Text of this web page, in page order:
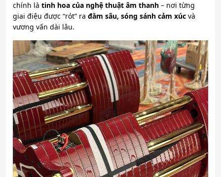
chính là tinh hoa của nghệ thuật âm thanh – nơi từng
giai điệu được “rót” ra đằm sâu, sóng sánh cảm xúc và
vương vấn dài lâu.